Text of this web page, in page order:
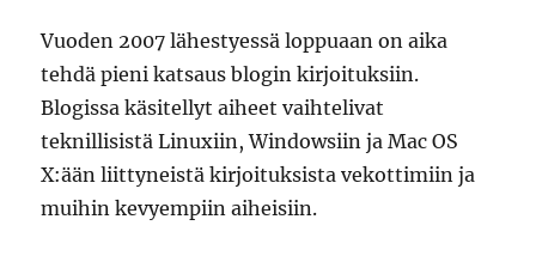
Vuoden 2007 lähestyessä loppuaan on aika
tehdä pieni katsaus blogin kirjoituksiin.
Blogissa käsitellyt aiheet vaihtelivat
teknillisistä Linuxiin, Windowsiin ja Mac OS
X:ään liittyneistä kirjoituksista vekottimiin ja
muihin kevyempiin aiheisiin.